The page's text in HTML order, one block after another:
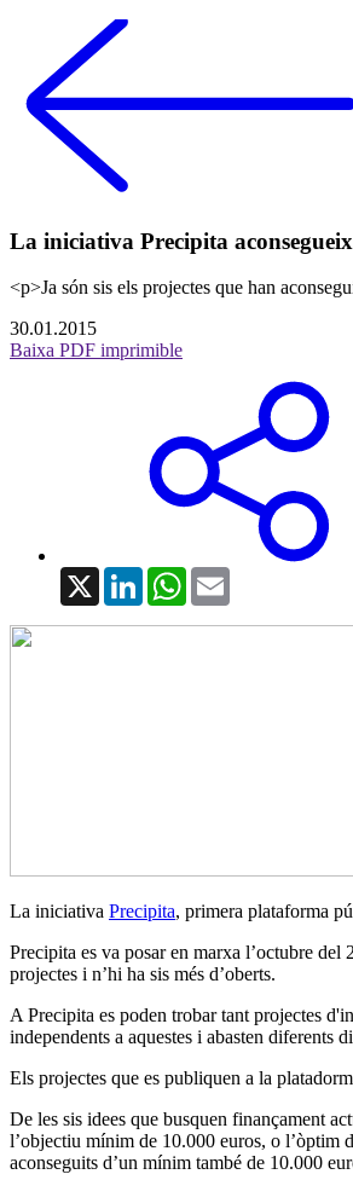
La iniciativa Precipita
<p>Ja són sis els projectes que han
30.01.2015
Baixa PDF imprimible
X LinkedInWhatsApp
La iniciativa Precipita, primera plataforma
Precipita es va posar en marxa l’octubre del
projectes i n’hi ha sis més d’oberts.
A Precipita es poden trobar tant projectes
independents a aquestes i abasten diferents
Els projectes que es publiquen a la
De les sis idees que busquen finançament
l’objectiu mínim de 10.000 euros, o l’òptim
aconseguits d’un mínim també de 10.000